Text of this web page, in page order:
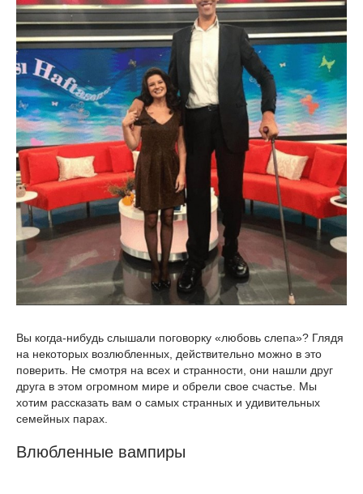
Вы когда-нибудь слышали поговорку «любовь слепа»? Глядя
на некоторых возлюбленных, действительно можно в это
поверить. Не смотря на всех и странности, они нашли друг
друга в этом огромном мире и обрели свое счастье. Мы
хотим рассказать вам о самых странных и удивительных
семейных парах.
Влюбленные вампиры